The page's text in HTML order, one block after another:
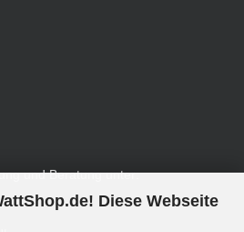
Diese Webseite
und Beratung unter: